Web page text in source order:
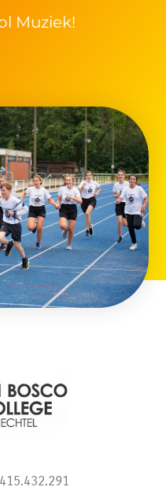
Muziek!